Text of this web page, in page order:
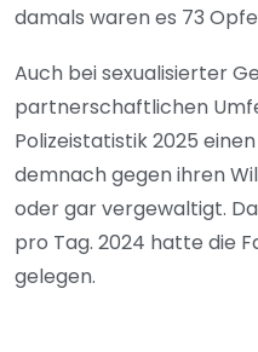
damals waren es 73
Auch bei sexualisierter
partnerschaftlichen
Polizeistatistik 2025
demnach gegen ihren
oder gar vergewaltigt.
pro Tag. 2024 hatte die
gelegen.